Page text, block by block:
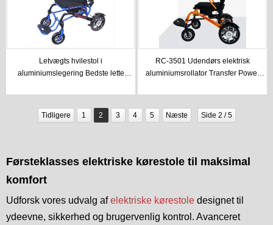
Letvægts hvilestol i
aluminiumslegering Bedste lette
RC-3501 Udendørs elektrisk
aluminiumsrollator Transfer Power
Tidligere 1 2 3 4 5 Næste Side 2 / 5
Førsteklasses elektriske kørestole til maksimal
komfort
Udforsk vores udvalg afelektriske kørestole designet til
ydeevne, sikkerhed og brugervenlig kontrol. Avanceret